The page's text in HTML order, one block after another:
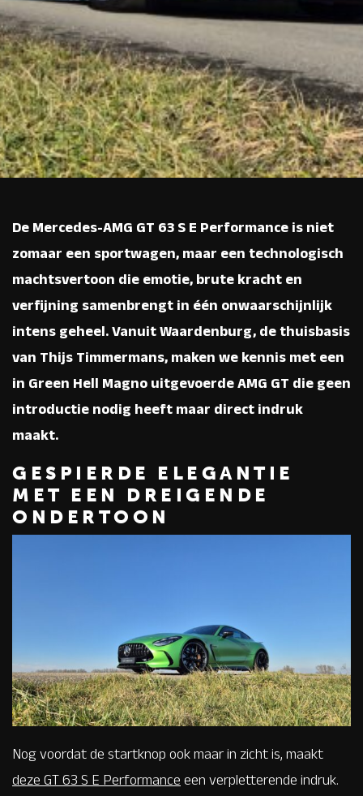
De Mercedes-AMG GT 63 S E Performance is niet
zomaar een sportwagen, maar een technologisch
machtsvertoon die emotie, brute kracht en
verfijning samenbrengt in één onwaarschijnlijk
intens geheel. Vanuit Waardenburg, de thuisbasis
van Thijs Timmermans, maken we kennis met een
in Green Hell Magno uitgevoerde AMG GT die geen
introductie nodig heeft maar direct indruk
maakt.
GESPIERDE ELEGANTIE
MET EEN DREIGENDE
ONDERTOON
Nog voordat de startknop ook maar in zicht is, maakt
deze GT 63 S E Performance een verpletterende indruk.